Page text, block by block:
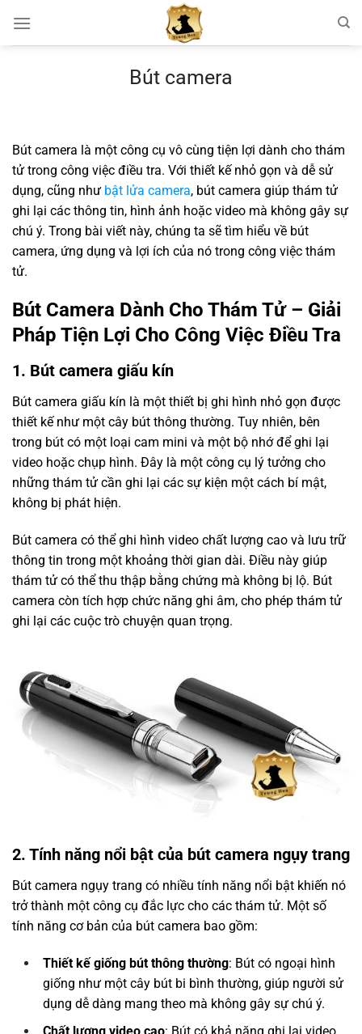
đến
nội
Bút camera
Bút camera là một công cụ vô cùng tiện lợi dành cho thám
tử trong công việc điều tra. Với thiết kế nhỏ gọn và dễ sử
dụng, cũng như bật lửa camera, bút camera giúp thám tử
ghi lại các thông tin, hình ảnh hoặc video mà không gây sự
chú ý. Trong bài viết này, chúng ta sẽ tìm hiểu về bút
camera, ứng dụng và lợi ích của nó trong công việc thám
tử.
Bút Camera Dành Cho Thám Tử – Giải
Pháp Tiện Lợi Cho Công Việc Điều Tra
1. Bút camera giấu kín
Bút camera giấu kín là một thiết bị ghi hình nhỏ gọn được
thiết kế như một cây bút thông thường. Tuy nhiên, bên
trong bút có một loại cam mini và một bộ nhớ để ghi lại
video hoặc chụp hình. Đây là một công cụ lý tưởng cho
những thám tử cần ghi lại các sự kiện một cách bí mật,
không bị phát hiện.
Bút camera có thể ghi hình video chất lượng cao và lưu trữ
thông tin trong một khoảng thời gian dài. Điều này giúp
thám tử có thể thu thập bằng chứng mà không bị lộ. Bút
camera còn tích hợp chức năng ghi âm, cho phép thám tử
ghi lại các cuộc trò chuyện quan trọng.
2. Tính năng nổi bật của bút camera ngụy trang
Bút camera ngụy trang có nhiều tính năng nổi bật khiến nó
trở thành một công cụ đắc lực cho các thám tử. Một số
tính năng cơ bản của bút camera bao gồm:
Thiết kế giống bút thông thường: Bút có ngoại hình
giống như một cây bút bi bình thường, giúp người sử
dụng dễ dàng mang theo mà không gây sự chú ý.